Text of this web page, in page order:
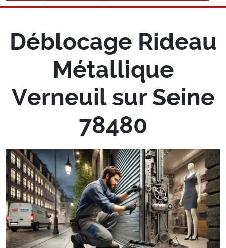
Déblocage Rideau
Métallique
Verneuil sur Seine
78480